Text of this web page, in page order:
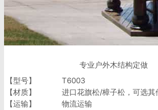
专业户外木结构定做
【型号】
T6003
【材质】
进口花旗松/樟子松，可选其
【运输】
物流运输